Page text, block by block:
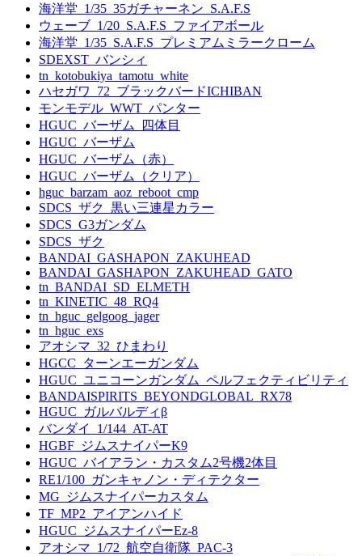
海洋堂_1/35_35ガチャーネン_S.A.F.S
ウェーブ_1/20_S.A.F.S_ファイアボール
海洋堂_1/35_S.A.F.S_プレミアムミラークローム
SDEXST_バンシィ
tn_kotobukiya_tamotu_white
ハセガワ_72_ブラックバードICHIBAN
モンモデル_WWT_パンター
HGUC_バーザム_四体目
HGUC_バーザム
HGUC_バーザム（赤）
HGUC_バーザム（クリア）
hguc_barzam_aoz_reboot_cmp
SDCS_ザク_黒い三連星カラー
SDCS_G3ガンダム
SDCS_ザク
BANDAI_GASHAPON_ZAKUHEAD
BANDAI_GASHAPON_ZAKUHEAD_GATO
tn_BANDAI_SD_ELMETH
tn_KINETIC_48_RQ4
tn_hguc_gelgoog_jager
tn_hguc_exs
アオシマ_32_ひまわり
HGCC_ターンエーガンダム
HGUC_ユニコーンガンダム_ペルフェクティビリティ
BANDAISPIRITS_BEYONDGLOBAL_RX78
HGUC_ガルバルディβ
バンダイ_1/144_AT-AT
HGBF_ジムスナイパーK9
HGUC_バイアラン・カスタム2号機2体目
RE1/100_ガンキャノン・ディテクター
MG_ジムスナイパーカスタム
TF_MP2_アイアンハイド
HGUC_ジムスナイパーEz-8
アオシマ_1/72_航空自衛隊_PAC-3